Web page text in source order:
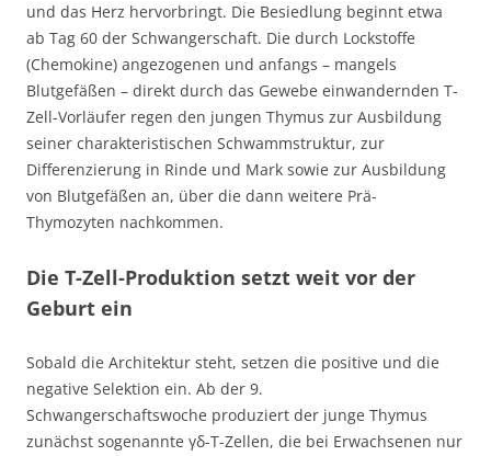
und das Herz hervorbringt. Die Besiedlung beginnt etwa
ab Tag 60 der Schwangerschaft. Die durch Lockstoffe
(Chemokine) angezogenen und anfangs – mangels
Blutgefäßen – direkt durch das Gewebe einwandernden T-
Zell-Vorläufer regen den jungen Thymus zur Ausbildung
seiner charakteristischen Schwammstruktur, zur
Differenzierung in Rinde und Mark sowie zur Ausbildung
von Blutgefäßen an, über die dann weitere Prä-
Thymozyten nachkommen.
Die T-Zell-Produktion setzt weit vor der
Geburt ein
Sobald die Architektur steht, setzen die positive und die
negative Selektion ein. Ab der 9.
Schwangerschaftswoche produziert der junge Thymus
zunächst sogenannte γδ-T-Zellen, die bei Erwachsenen nur